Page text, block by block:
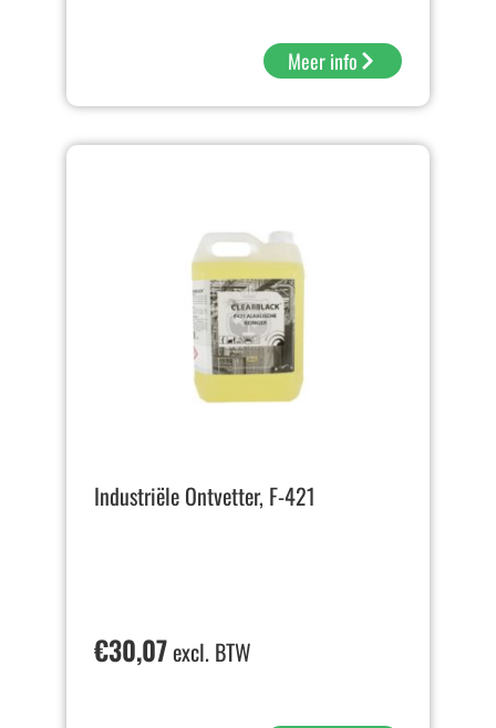
Meer info
Industriële Ontvetter, F-421
€30,07excl. BTW